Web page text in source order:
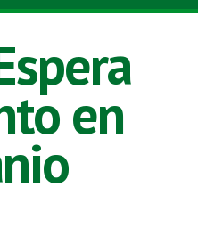
en